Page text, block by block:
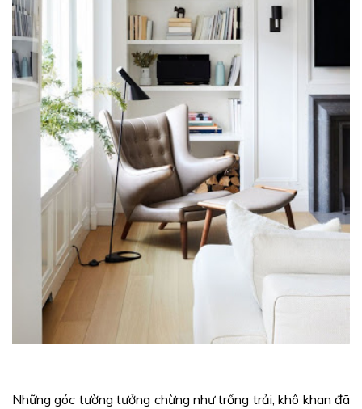
Những góc tường tưởng chừng như trống trải, khô khan đã